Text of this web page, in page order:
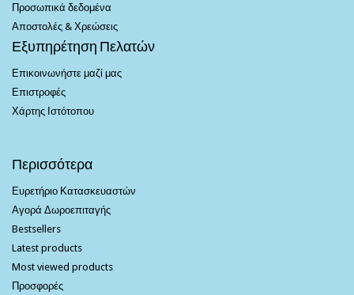
Προσωπικά δεδομένα
Αποστολές & Χρεώσεις
Εξυπηρέτηση Πελατών
Επικοινωνήστε μαζί μας
Επιστροφές
Χάρτης Ιστότοπου
Περισσότερα
Ευρετήριο Κατασκευαστών
Αγορά Δωροεπιταγής
Bestsellers
Latest products
Most viewed products
Προσφορές